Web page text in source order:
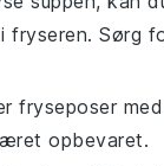
fryseren. Sørg
fryseposer
opbevaret.